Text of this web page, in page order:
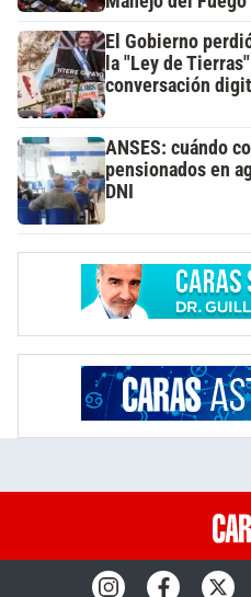
El Gobierno
la "Ley de
conversación
ANSES: cuándo
pensionados en
DNI